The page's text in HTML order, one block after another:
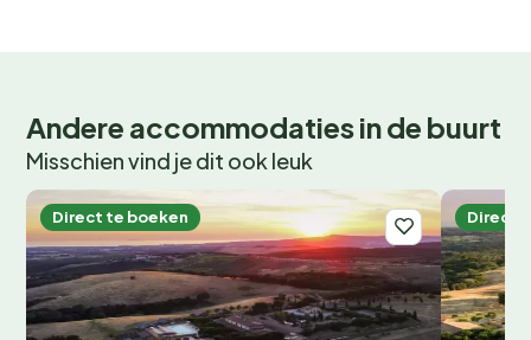
Andere accommodaties in de buurt
Misschien vind je dit ook leuk
Direct te boeken Direct